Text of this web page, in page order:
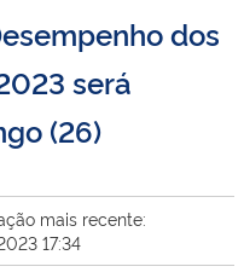
dos
será
(26)
mais recente:
17:34